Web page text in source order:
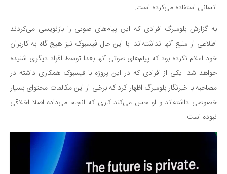
چهره‌ها
عکاسی و هنرهای تجسمی
کتاب و کتاب‌خوانی
تاریخ
معماری
علمی
فناوری‌ها
خودرو
انسانی استفاده می‌کرده است.
به گزارش بلومبرگ افرادی که این پیام‌های صوتی را بازنویسی می‌کردند
اطلاعی از منبع آنها نداشته‌اند. با این حال فیسبوک نیز هیچ گاه به کاربران
خود اعلام نکرده بود که پیام‌های صوتی آنها بعدا توسط افراد دیگری شنیده
خواهد شد. یکی از افرادی که در این پروژه با فیسبوک همکاری داشته در
مصاحبه با خبرنگار بلومبرگ اظهار کرد که برخی از این مکالمات محتوای بسیار
خصوصی داشته‌اند و او حس می‌کند کاری که انجام می‌داده اصلا اخلاقی
نبوده است.